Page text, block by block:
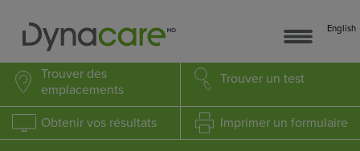
English
Trouver des
emplacements
Trouver un test
Obtenir vos résultats Imprimer un formulaire